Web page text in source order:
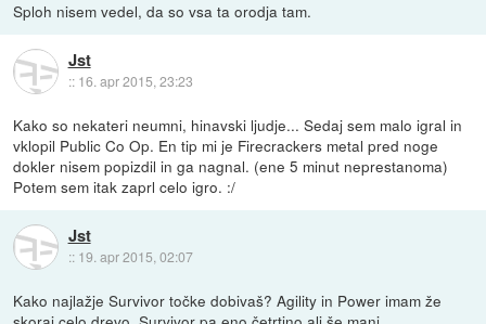
Sploh nisem vedel, da so vsa ta orodja tam.
Jst
:: 16. apr 2015, 23:23
Kako so nekateri neumni, hinavski ljudje... Sedaj sem malo igral in
vklopil Public Co Op. En tip mi je Firecrackers metal pred noge
dokler nisem popizdil in ga nagnal. (ene 5 minut neprestanoma)
Potem sem itak zaprl celo igro. :/
Jst
:: 19. apr 2015, 02:07
Kako najlažje Survivor točke dobivaš? Agility in Power imam že